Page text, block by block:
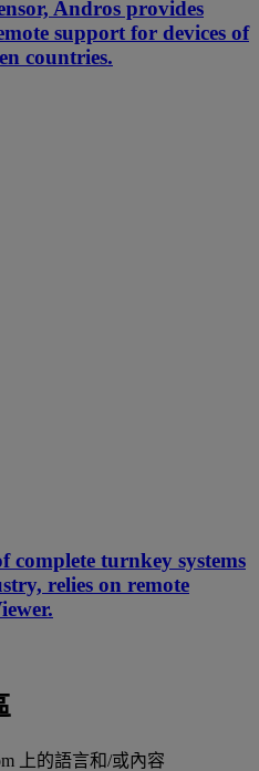
Andros provides
support for devices of
countries.
turnkey systems
relies on remote
上的語言和/或內容